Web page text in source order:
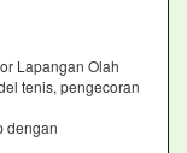
Lapangan Olah
tenis, pengecoran
dengan